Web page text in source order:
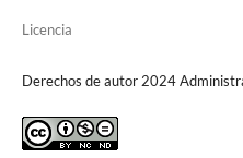
Licencia
Derechos de autor 2024